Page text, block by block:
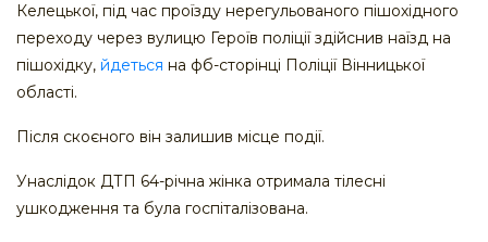
Келецької, під час проїзду нерегульованого пішохідного
переходу через вулицю Героїв поліції здійснив наїзд на
пішохідку, йдеться на фб-сторінці Поліції Вінницької
області.
Після скоєного він залишив місце події.
Унаслідок ДТП 64-річна жінка отримала тілесні
ушкодження та була госпіталізована.